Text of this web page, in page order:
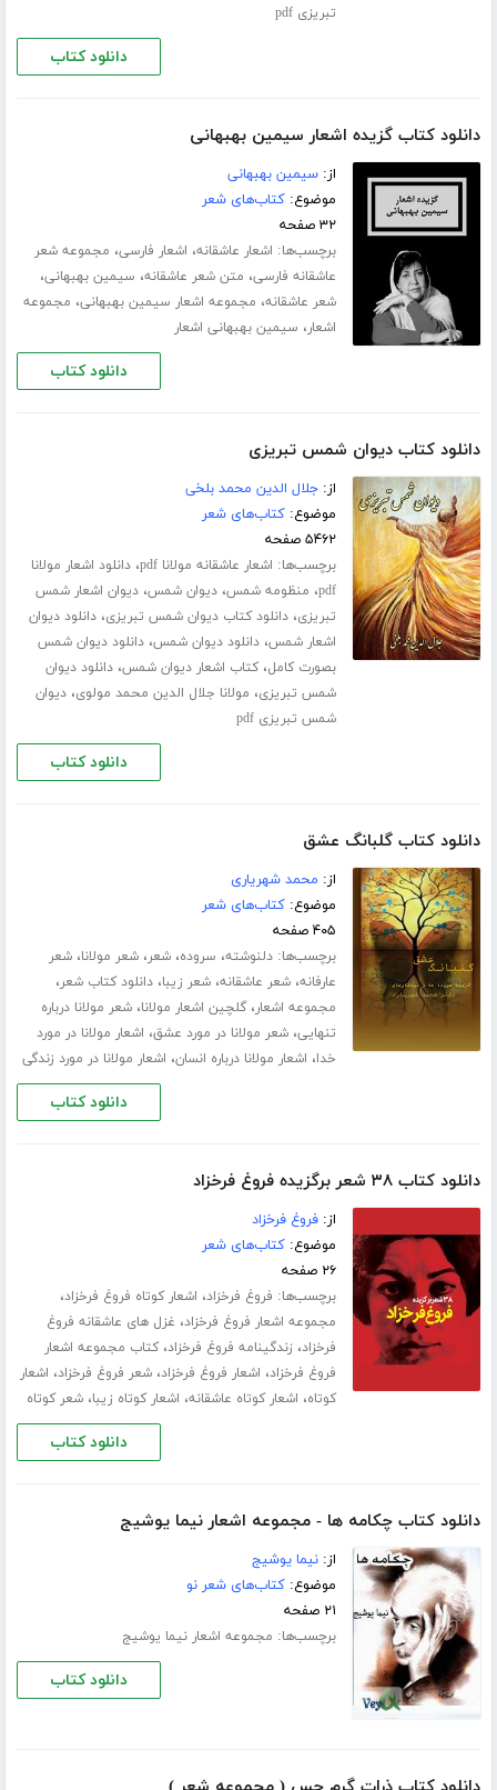
تبریزی pdf
دانلود کتاب
دانلود کتاب گزیده اشعار سیمین بهبهانی
از:سیمین بهبهانی
موضوع:کتاب‌های شعر
۳۲ صفحه
برچسب‌ها: اشعار عاشقانه، اشعار فارسی، مجموعه شعر
عاشقانه فارسی، متن شعر عاشقانه، سیمین بهبهانی،
شعر عاشقانه، مجموعه اشعار سیمین بهبهانی، مجموعه
اشعار، سیمین بهبهانی اشعار
دانلود کتاب
دانلود کتاب دیوان شمس تبریزی
از:جلال الدین محمد بلخی
موضوع:کتاب‌های شعر
۵۴۶۲ صفحه
برچسب‌ها: اشعار عاشقانه مولانا pdf ،دانلود اشعار مولانا
pdf، منظومه شمس،دیوان شمس،دیوان اشعار شمس
تبریزی،دانلود کتاب دیوان شمس تبریزی،دانلود دیوان
اشعار شمس،دانلود دیوان شمس،دانلود دیوان شمس
بصورت کامل،کتاب اشعار دیوان شمس،دانلود دیوان
شمس تبریزی، مولانا جلال الدین محمد مولوی،دیوان
شمس تبریزی pdf
دانلود کتاب
دانلود کتاب گلبانگ عشق
از: محمد شهریاری
موضوع:کتاب‌های شعر
۴۰۵ صفحه
برچسب‌ها:دلنوشته، سروده،شعر،شعر مولانا،شعر
عارفانه،شعر عاشقانه،شعر زیبا،دانلود کتاب شعر،
مجموعه اشعار،گلچین اشعار مولانا،شعر مولانا درباره
تنهایی،شعر مولانا در مورد عشق، اشعار مولانا در مورد
خدا، اشعار مولانا درباره انسان، اشعار مولانا در مورد زندگی
دانلود کتاب
دانلود کتاب ۳۸ شعر برگزیده فروغ فرخزاد
از:فروغ فرخزاد
موضوع:کتاب‌های شعر
۲۶ صفحه
برچسب‌ها: فروغ فرخزاد، اشعار کوتاه فروغ فرخزاد،
مجموعه اشعار فروغ فرخزاد، غزل های عاشقانه فروغ
فرخزاد، زندگینامه فروغ فرخزاد،کتاب مجموعه اشعار
فروغ فرخزاد، اشعار فروغ فرخزاد،شعر فروغ فرخزاد، اشعار
کوتاه، اشعار کوتاه عاشقانه، اشعار کوتاه زیبا،شعر کوتاه
دانلود کتاب
دانلود کتاب چکامه ها - مجموعه اشعار نیما یوشیج
از:نیما یوشیج
موضوع:کتاب‌های شعر نو
۲۱ صفحه
برچسب‌ها: مجموعه اشعار نیما یوشیج
دانلود کتاب